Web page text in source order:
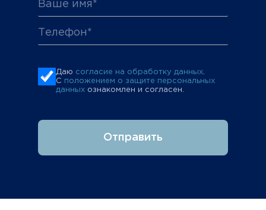
Даю согласие на обработку данных.
С положением о защите персональных
данных ознакомлен и согласен.
Отправить